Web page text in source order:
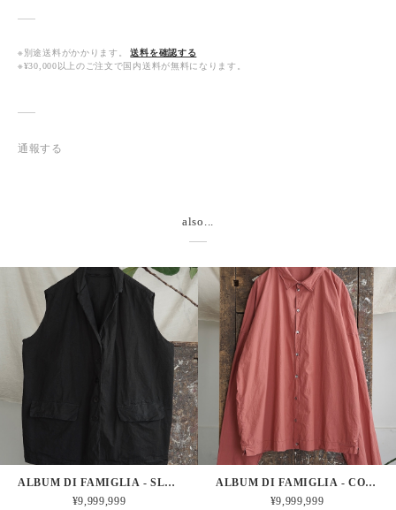
※別途送料がかかります。
送料を確認する
※¥30,000以上のご注文で国内送料が無料になります。
通報する
also...
ALBUM DI FAMIGLIA - SLEEVELESS BIG BLAZER CC (BLACK)
¥9,999,999
ALBUM DI FAMIGLIA - COLLAR SHIRT TC (CORAL)
¥9,999,999